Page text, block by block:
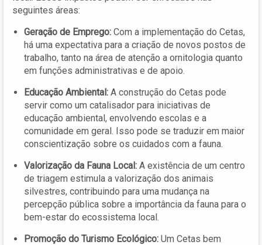
seguintes áreas:
Geração de Emprego: Com a implementação do Cetas,
há uma expectativa para a criação de novos postos de
trabalho, tanto na área de atenção a ornitologia quanto
em funções administrativas e de apoio.
Educação Ambiental: A construção do Cetas pode
servir como um catalisador para iniciativas de
educação ambiental, envolvendo escolas e a
comunidade em geral. Isso pode se traduzir em maior
conscientização sobre os cuidados com a fauna.
Valorização da Fauna Local: A existência de um centro
de triagem estimula a valorização dos animais
silvestres, contribuindo para uma mudança na
percepção pública sobre a importância da fauna para o
bem-estar do ecossistema local.
Promoção do Turismo Ecológico: Um Cetas bem